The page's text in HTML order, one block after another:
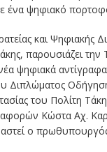
ένα ψηφιακό
και Ψηφιακής
παρουσιάζει την
ψηφιακά
Διπλώματος
του Πολίτη
Κώστα Αχ.
ο